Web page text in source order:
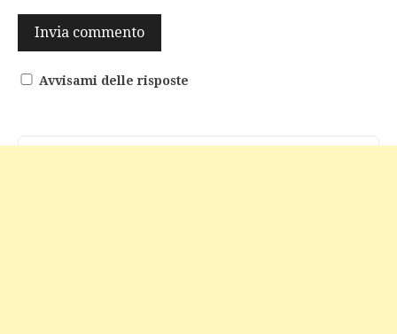
Avvisami delle risposte